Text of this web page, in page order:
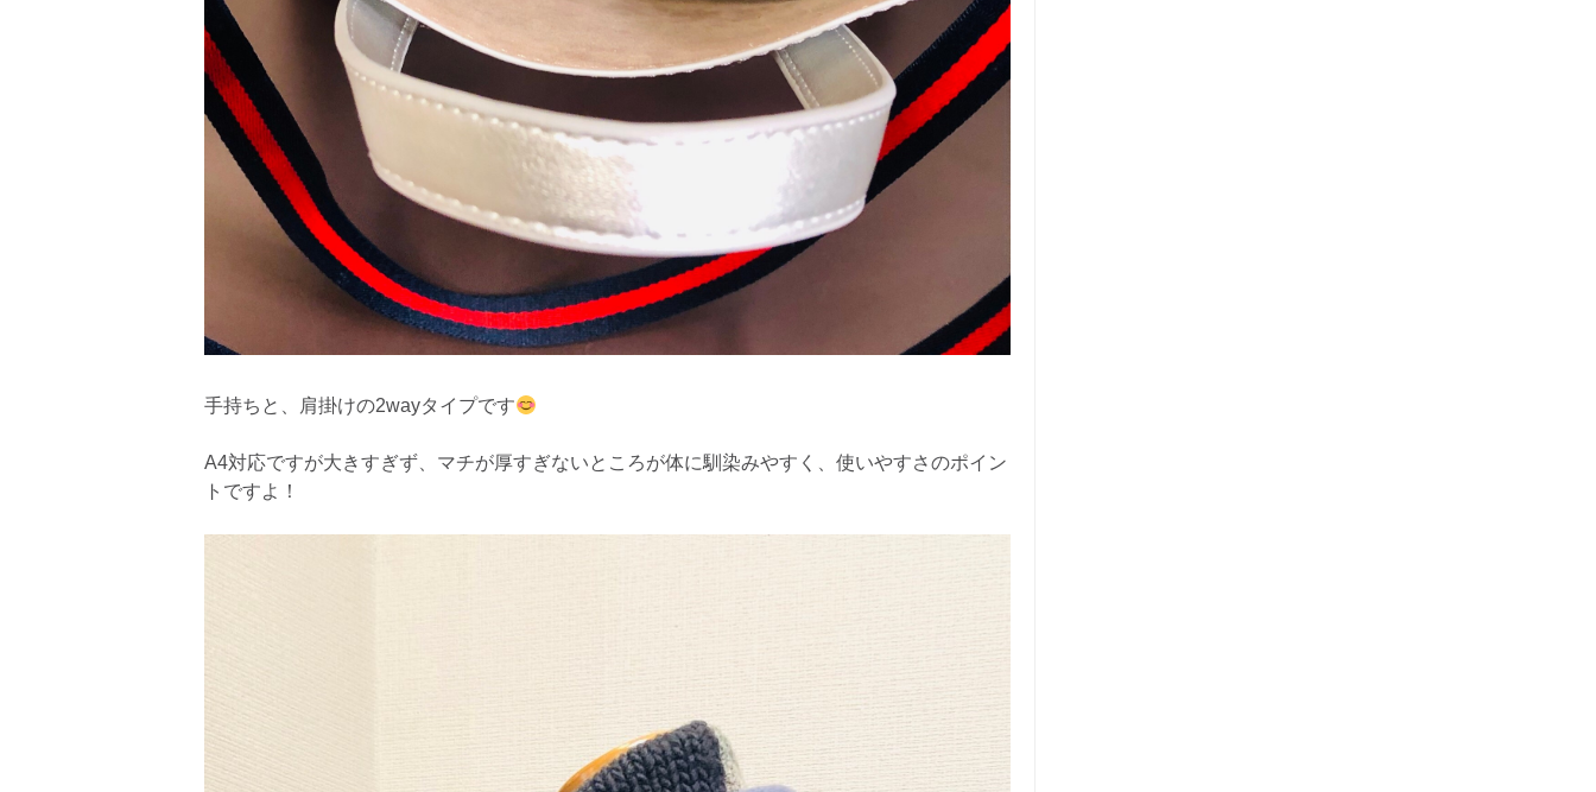
手持ちと、肩掛けの2wayタイプです
A4対応ですが大きすぎず、マチが厚すぎないところが体に馴染みやすく、使いやすさのポイン
トですよ！